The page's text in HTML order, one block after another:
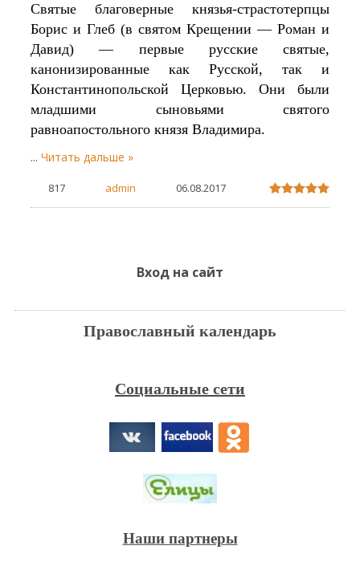
Святые благоверные князья-страстотерпцы
Борис и Глеб (в святом Крещении — Роман и
Давид) — первые русские святые,
канонизированные как Русской, так и
Константинопольской Церковью. Они были
младшими сыновьями святого
равноапостольного князя Владимира.
... Читать дальше »
817 admin 06.08.2017
Вход на сайт
Православный календарь
Социальные сети
Наши партнеры